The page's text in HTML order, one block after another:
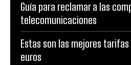
Guía para reclamar a las
telecomunicaciones
Estas son las mejores tarifas
euros